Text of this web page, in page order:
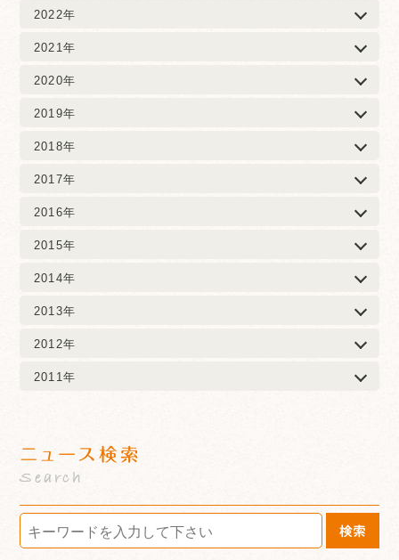
2022年
2021年
2020年
2019年
2018年
2017年
2016年
2015年
2014年
2013年
2012年
2011年
ニュース検索
Search
検索